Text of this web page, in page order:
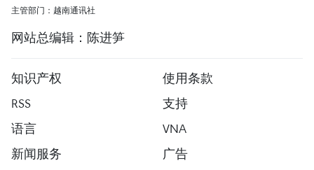
主管部门：越南通讯社
网站总编辑：陈进笋
知识产权
使用条款
RSS
支持
语言
VNA
新闻服务
广告